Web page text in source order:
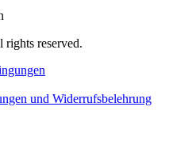
rights reserved.
und Widerrufsbelehrung